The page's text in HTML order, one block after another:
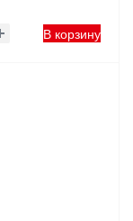
В корзину